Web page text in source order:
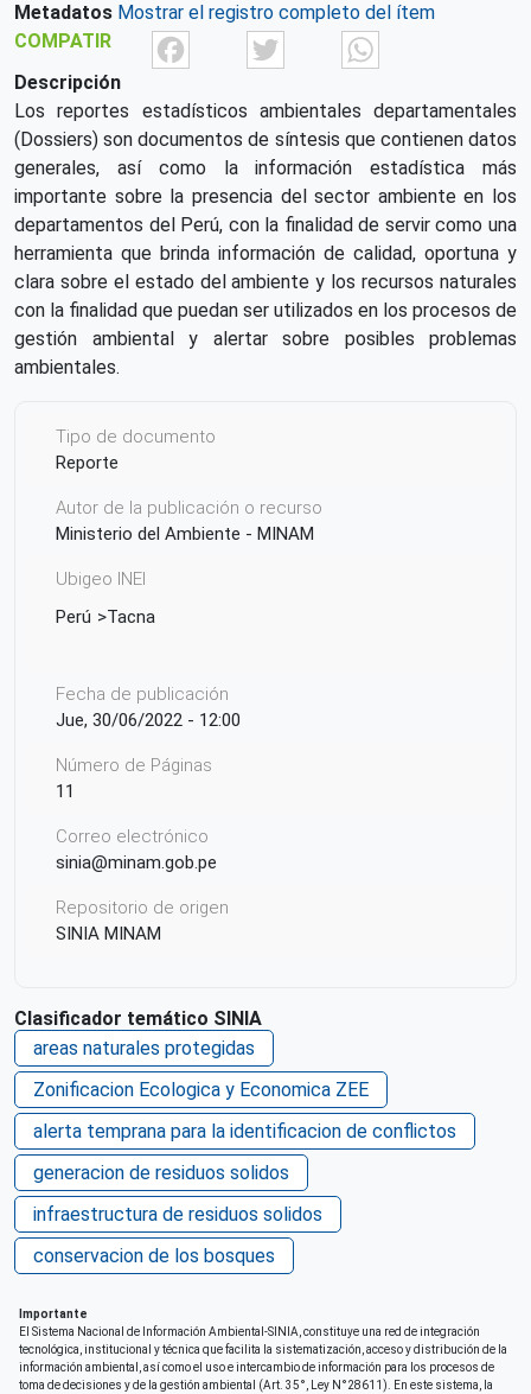
Metadatos Mostrar el registro completo del ítem
COMPATIR
FacebookTwitter
Descripción
Los reportes estadísticos ambientales departamentales
(Dossiers) son documentos de síntesis que contienen datos
generales, así como la información estadística más
importante sobre la presencia del sector ambiente en los
departamentos del Perú, con la finalidad de servir como una
herramienta que brinda información de calidad, oportuna y
clara sobre el estado del ambiente y los recursos naturales
con la finalidad que puedan ser utilizados en los procesos de
gestión ambiental y alertar sobre posibles problemas
ambientales.
Tipo de documento
Reporte
Autor de la publicación o recurso
Ministerio del Ambiente - MINAM
Ubigeo INEI
Perú
Tacna
Fecha de publicación
Jue, 30/06/2022 - 12:00
Número de Páginas
11
Correo electrónico
sinia@minam.gob.pe
Repositorio de origen
SINIA MINAM
Clasificador temático SINIA
areas naturales protegidas
Zonificacion Ecologica y Economica ZEE
alerta temprana para la identificacion de conflictos
generacion de residuos solidos
infraestructura de residuos solidos
conservacion de los bosques
Importante
El Sistema Nacional de Información Ambiental-SINIA, constituye una red de integración
tecnológica, institucional y técnica que facilita la sistematización, acceso y distribución de la
información ambiental, así como el uso e intercambio de información para los procesos de
toma de decisiones y de la gestión ambiental (Art. 35°, Ley N°28611). En este sistema, la